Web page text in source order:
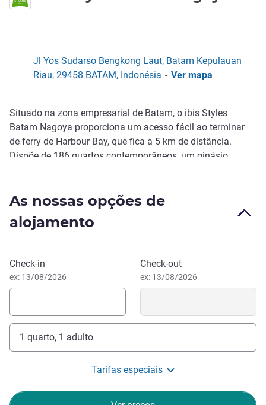
Jl Yos Sudarso Bengkong Laut, Batam Kepulauan
Riau, 29458 BATAM, Indonésia - Ver mapa
Descrição
Situado na zona empresarial de Batam, o ibis Styles
Batam Nagoya proporciona um acesso fácil ao terminar
de ferry de Harbour Bay, que fica a 5 km de distância.
Dispõe de 186 quartos contemporâneos, um ginásio,
negócios e em lazer.
As nossas opções de
alojamento
Reservar este hotel
Check-in
ex: 13/08/2026
Check-out
ex: 13/08/2026
1 quarto, 1 adulto
Tarifas especiais